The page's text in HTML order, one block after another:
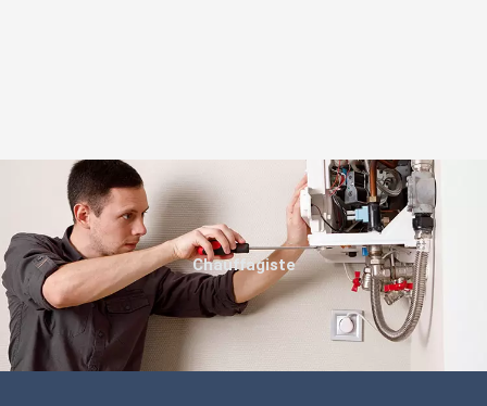
Chauffagiste